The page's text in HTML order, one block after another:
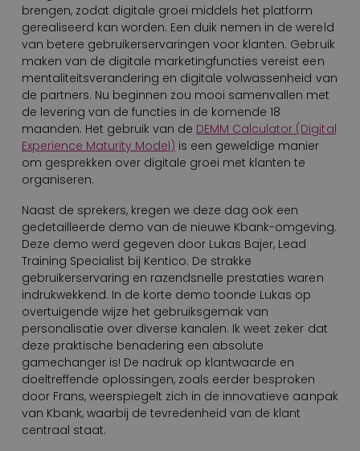
brengen, zodat digitale groei middels het platform
gerealiseerd kan worden. Een duik nemen in de wereld
van betere gebruikerservaringen voor klanten. Gebruik
maken van de digitale marketingfuncties vereist een
mentaliteitsverandering en digitale volwassenheid van
de partners. Nu beginnen zou mooi samenvallen met
de levering van de functies in de komende 18
maanden. Het gebruik van de DEMM Calculator (Digital
Experience Maturity Model) is een geweldige manier
om gesprekken over digitale groei met klanten te
organiseren.
Naast de sprekers, kregen we deze dag ook een
gedetailleerde demo van de nieuwe Kbank-omgeving.
Deze demo werd gegeven door Lukas Bajer, Lead
Training Specialist bij Kentico. De strakke
gebruikerservaring en razendsnelle prestaties waren
indrukwekkend. In de korte demo toonde Lukas op
overtuigende wijze het gebruiksgemak van
personalisatie over diverse kanalen. Ik weet zeker dat
deze praktische benadering een absolute
gamechanger is! De nadruk op klantwaarde en
doeltreffende oplossingen, zoals eerder besproken
door Frans, weerspiegelt zich in de innovatieve aanpak
van Kbank, waarbij de tevredenheid van de klant
centraal staat.